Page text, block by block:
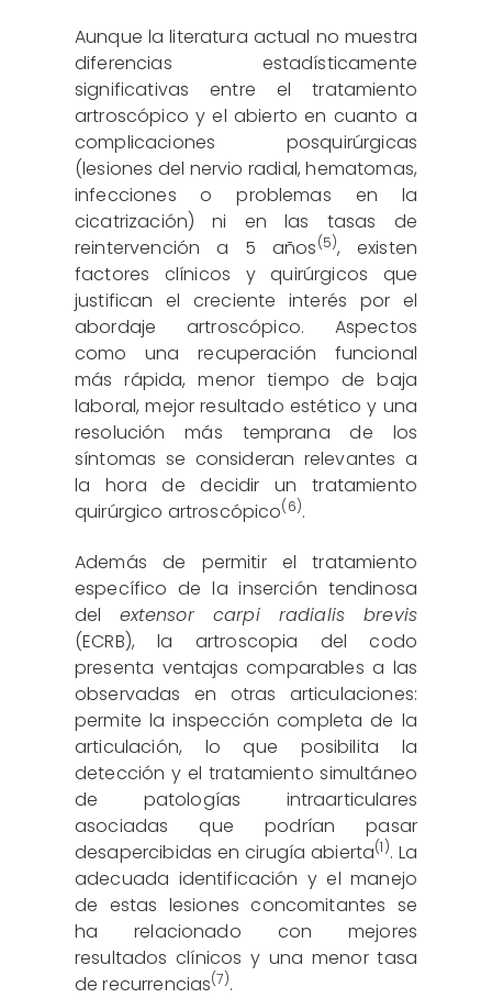
Aunque la literatura actual no muestra
diferencias estadísticamente
significativas entre el tratamiento
artroscópico y el abierto en cuanto a
complicaciones posquirúrgicas
(lesiones del nervio radial, hematomas,
infecciones o problemas en la
cicatrización) ni en las tasas de
reintervención a 5 años(5), existen
factores clínicos y quirúrgicos que
justifican el creciente interés por el
abordaje artroscópico. Aspectos
como una recuperación funcional
más rápida, menor tiempo de baja
laboral, mejor resultado estético y una
resolución más temprana de los
síntomas se consideran relevantes a
la hora de decidir un tratamiento
quirúrgico artroscópico(6).
Además de permitir el tratamiento
específico de la inserción tendinosa
del extensor carpi radialis brevis
(ECRB), la artroscopia del codo
presenta ventajas comparables a las
observadas en otras articulaciones:
permite la inspección completa de la
articulación, lo que posibilita la
detección y el tratamiento simultáneo
de patologías intraarticulares
asociadas que podrían pasar
desapercibidas en cirugía abierta(1). La
adecuada identificación y el manejo
de estas lesiones concomitantes se
ha relacionado con mejores
resultados clínicos y una menor tasa
de recurrencias(7).